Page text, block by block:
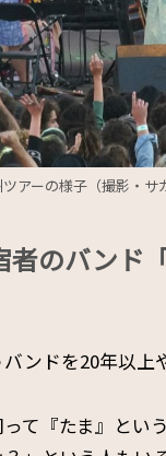
アーの様子（撮影・サ
者のバンド
ンドを20年以上
って『たま』とい